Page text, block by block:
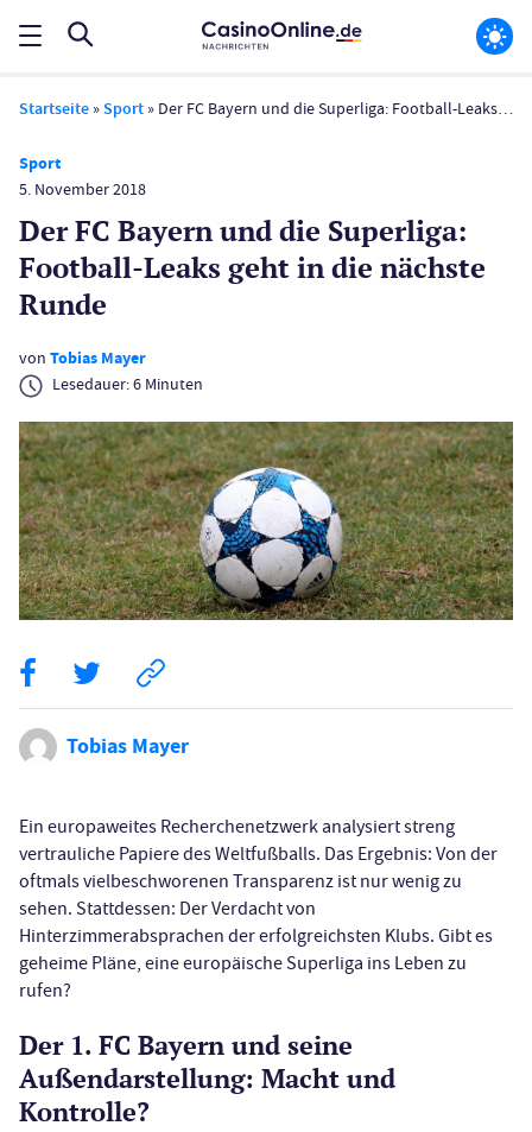
Startseite »Sport » Der FC Bayern und die Superliga: Football-Leaks geht in die nächste Runde
Sport
5. November 2018
Der FC Bayern und die Superliga:
Football-Leaks geht in die nächste
Runde
von Tobias Mayer
Lesedauer:6 Minuten
Tobias Mayer
Ein europaweites Recherchenetzwerk analysiert streng
vertrauliche Papiere des Weltfußballs. Das Ergebnis: Von der
oftmals vielbeschworenen Transparenz ist nur wenig zu
sehen. Stattdessen: Der Verdacht von
Hinterzimmerabsprachen der erfolgreichsten Klubs. Gibt es
geheime Pläne, eine europäische Superliga ins Leben zu
rufen?
Der 1. FC Bayern und seine
Außendarstellung: Macht und
Kontrolle?